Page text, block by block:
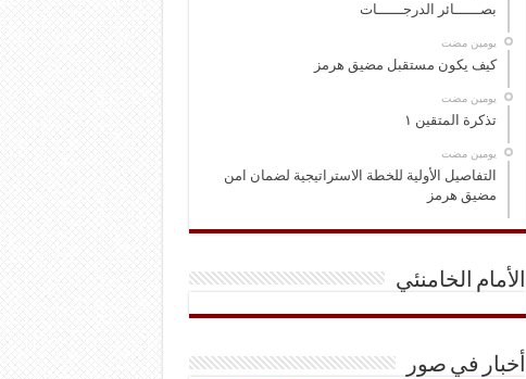
بصــــــائر الدرجــــــات
‏يومين مضت
كيف يكون مستقبل مضيق هرمز
‏يومين مضت
تذكرة المتقين ١
‏يومين مضت
التفاصيل الأولية للخطة الاستراتيجية لضمان امن
مضيق هرمز
الأمام الخامنئي
أخبار في صور